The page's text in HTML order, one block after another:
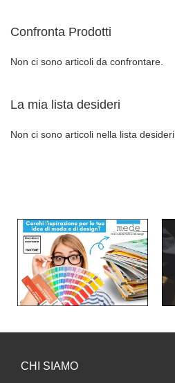
DESIDERI
Confronta Prodotti
Non ci sono articoli da confrontare.
La mia lista desideri
Non ci sono articoli nella lista desideri.
CHI SIAMO